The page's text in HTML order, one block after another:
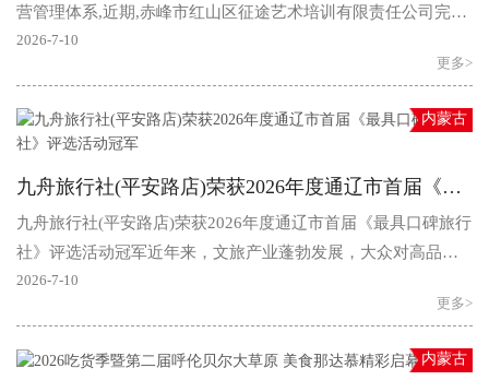
营管理体系,近期,赤峰市红山区征途艺术培训有限责任公司完成
校区硬件提质改造,并经属地市场监管部门审核,顺利完..
2026-7-10
更多>
内蒙古
九舟旅行社(平安路店)荣获2026年度通辽市首届《最具口碑旅行社》评选活动冠军
九舟旅行社(平安路店)荣获2026年度通辽市首届《最具口碑旅行
社》评选活动冠军近年来，文旅产业蓬勃发展，大众对高品
质、个性化、安心省心的旅行服务需求持续提升。通辽市九..
2026-7-10
更多>
内蒙古